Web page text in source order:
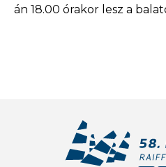
án 18.00 órakor lesz a